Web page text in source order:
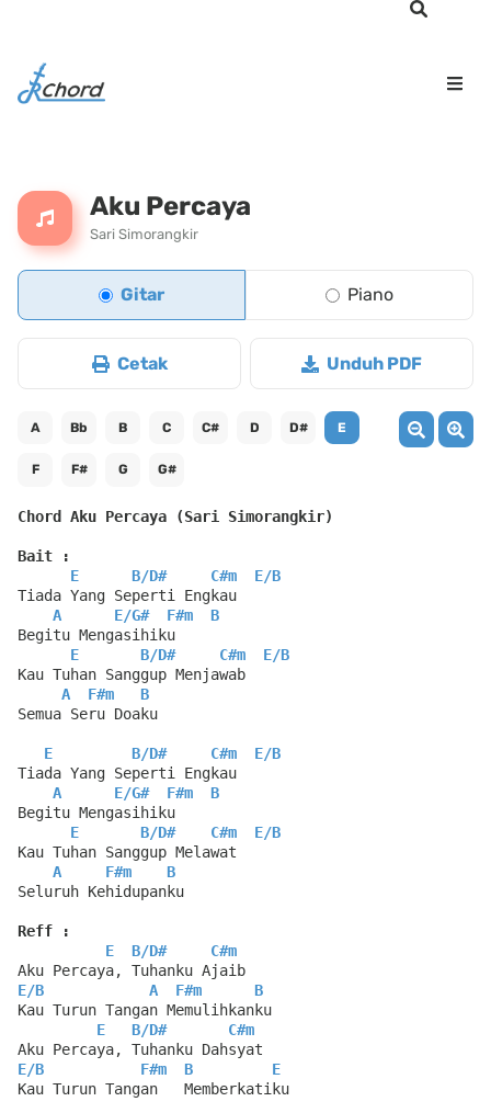
Aku Percaya
Sari Simorangkir
Gitar Piano
Cetak Unduh PDF
A Bb B C C# D D# E
F F# G G#
Chord Aku Percaya (Sari Simorangkir)
Bait :
E
B/D# C#m E/B
Tiada Yang Seperti Engkau
A
E/G# F#m
B
Begitu Mengasihiku
E
B/D# C#m E/B
Kau Tuhan Sanggup Menjawab
A
F#m
B
Semua Seru Doaku
E B/D# C#m E/B
Tiada Yang Seperti Engkau
A
E/G# F#m
B
Begitu Mengasihiku
E
B/D# C#m E/B
Kau Tuhan Sanggup Melawat
A
F#m
B
Seluruh Kehidupanku
Reff :
E
B/D#
C#m
Aku Percaya, Tuhanku Ajaib
E/B A F#m
B
Kau Turun Tangan Memulihkanku
E
B/D#
C#m
Aku Percaya, Tuhanku Dahsyat
E/B F#m B
E
Kau Turun Tangan   Memberkatiku